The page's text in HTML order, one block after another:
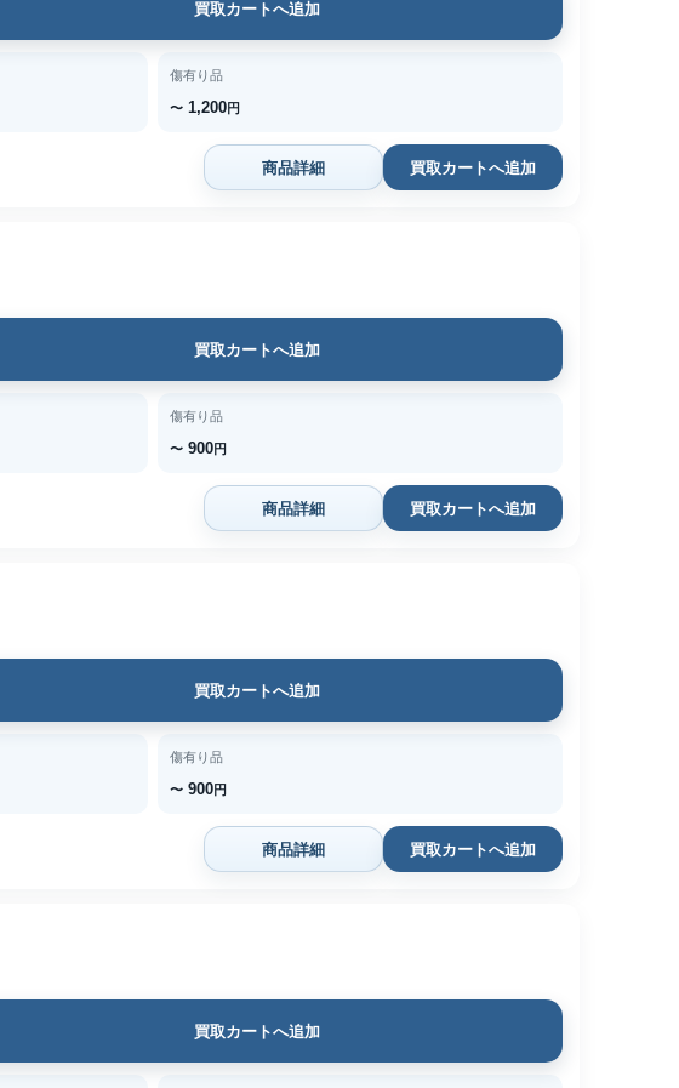
買取カートへ追加
傷有り品
〜 1,200円
商品詳細 買取カートへ追加
買取カートへ追加
傷有り品
〜 900円
商品詳細 買取カートへ追加
買取カートへ追加
傷有り品
〜 900円
商品詳細 買取カートへ追加
買取カートへ追加